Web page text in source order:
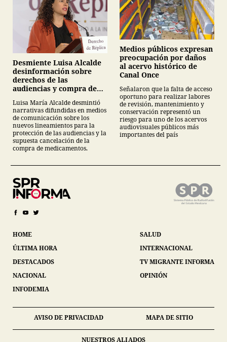
Desmiente Luisa Alcalde
desinformación sobre
derechos de las
audiencias y compra de
Luisa María Alcalde desmintió
narrativas difundidas en medios
de comunicación sobre los
nuevos lineamientos para la
protección de las audiencias y la
supuesta cancelación de la
compra de medicamentos.
Medios públicos expresan
preocupación por daños
al acervo histórico de
Canal Once
Señalaron que la falta de acceso
oportuno para realizar labores
de revisión, mantenimiento y
conservación representó un
riesgo para uno de los acervos
audiovisuales públicos más
importantes del país
HOME
ÚLTIMA HORA
DESTACADOS
NACIONAL
INFODEMIA
SALUD
INTERNACIONAL
TV MIGRANTE INFORMA
OPINIÓN
AVISO DE PRIVACIDAD MAPA DE SITIO
NUESTROS ALIADOS